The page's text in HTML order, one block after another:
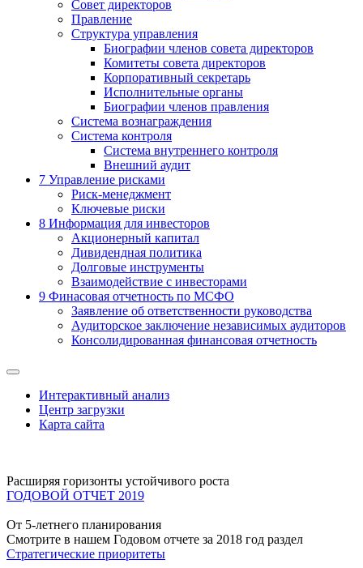
Совет директоров
Правление
Структура управления
Биографии членов совета директоров
Комитеты совета директоров
Корпоративный секретарь
Исполнительные органы
Биографии членов правления
Система вознаграждения
Система контроля
Система внутреннего контроля
Внешний аудит
7 Управление рисками
Риск-менеджмент
Ключевые риски
8 Информация для инвесторов
Акционерный капитал
Дивидендная политика
Долговые инструменты
Взаимодействие с инвеcторами
9 Финасовая отчетность по МСФО
Заявление об ответственности руководства
Аудиторское заключение независимых аудиторов
Консолидированная финансовая отчетность
Интерактивный анализ
Центр загрузки
Карта сайта
Расширяя горизонты устойчивого роста
ГОДОВОЙ ОТЧЕТ 2019
От 5-летнего планирования
Смотрите в нашем Годовом отчете за 2018 год раздел
Стратегические приоритеты